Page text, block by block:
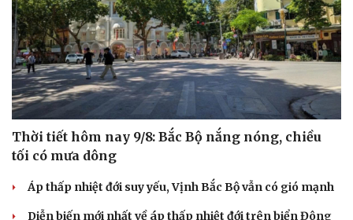
Thời tiết hôm nay 9/8: Bắc Bộ nắng nóng, chiều
tối có mưa dông
Áp thấp nhiệt đới suy yếu, Vịnh Bắc Bộ vẫn có gió mạnh
Diễn biến mới nhất về áp thấp nhiệt đới trên biển Đông